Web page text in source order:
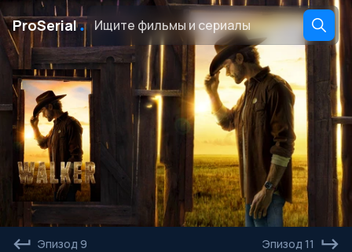
ProSerial․
Эпизод 9 Эпизод 11